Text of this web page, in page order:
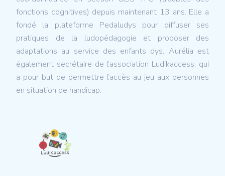
fonctions cognitives) depuis maintenant 13 ans. Elle a
fondé la plateforme Pedaludys pour diffuser ses
pratiques de la ludopédagogie et proposer des
adaptations au service des enfants dys. Aurélia est
également secrétaire de l’association Ludikaccess, qui
a pour but de permettre l’accès au jeu aux personnes
en situation de handicap.